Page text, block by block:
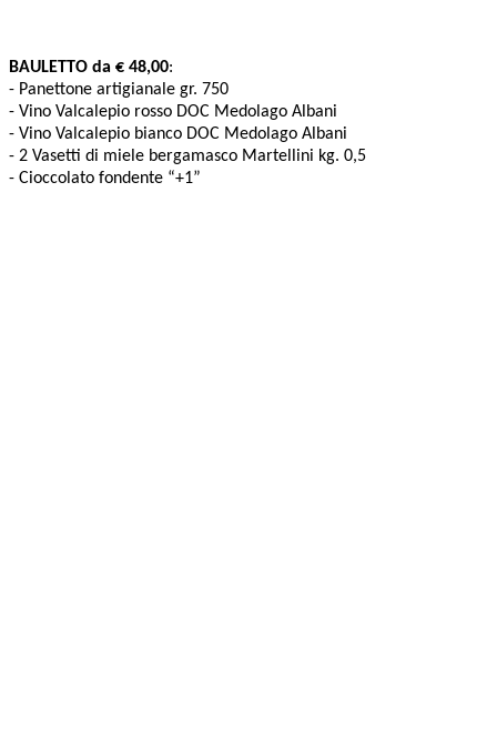
BAULETTO da € 48,00:
- Panettone artigianale gr. 750
- Vino Valcalepio rosso DOC Medolago Albani
- Vino Valcalepio bianco DOC Medolago Albani
- 2 Vasetti di miele bergamasco Martellini kg. 0,5
- Cioccolato fondente “+1”